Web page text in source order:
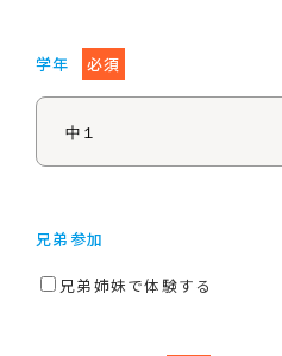
学年 必須
兄弟参加
兄弟姉妹で体験する